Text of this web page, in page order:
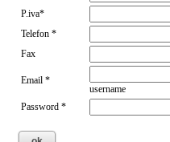
P.iva*
Telefon *
Fax
Email *
username
Password *